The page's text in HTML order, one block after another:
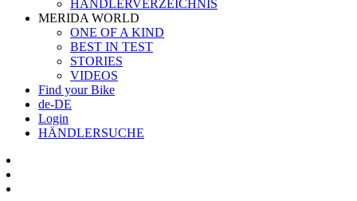
HÄNDLERVERZEICHNIS
MERIDA WORLD
ONE OF A KIND
BEST IN TEST
STORIES
VIDEOS
Find your Bike
de-DE
Login
HÄNDLERSUCHE